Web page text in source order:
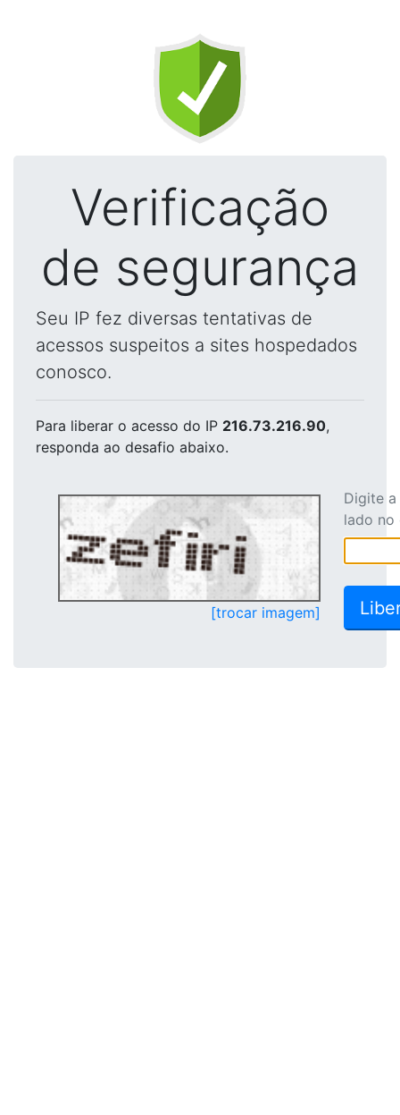
Verificação
de segurança
Seu IP fez diversas tentativas de
acessos suspeitos a sites hospedados
conosco.
Para liberar o acesso do IP 216.73.216.90,
responda ao desafio abaixo.
[trocar imagem]
Digite
lado no